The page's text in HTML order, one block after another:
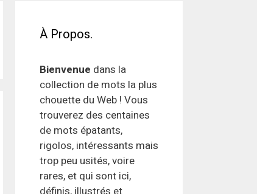
À Propos.
Bienvenue dans la
collection de mots la plus
chouette du Web ! Vous
trouverez des centaines
de mots épatants,
rigolos, intéressants mais
trop peu usités, voire
rares, et qui sont ici,